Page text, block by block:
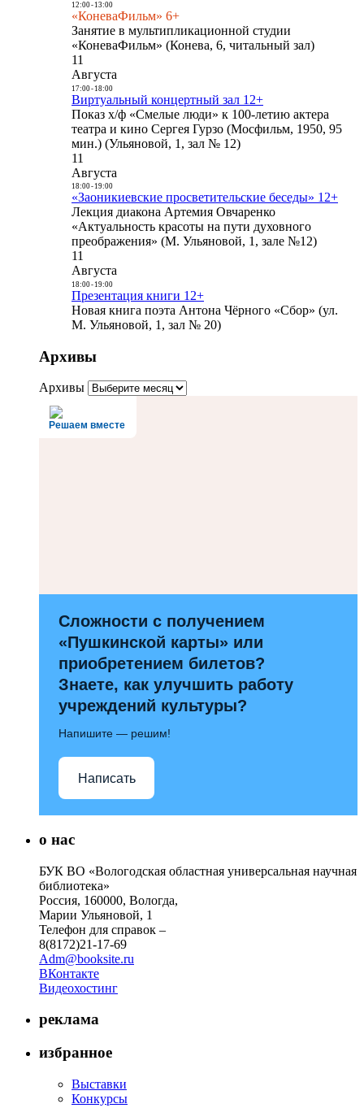
12:00- 13:00
«КоневаФильм» 6+
Занятие в мультипликационной студии
«КоневаФильм» (Конева, 6, читальный зал)
11
Августа
17:00- 18:00
Виртуальный концертный зал 12+
Показ х/ф «Смелые люди» к 100-летию актера
театра и кино Сергея Гурзо (Мосфильм, 1950, 95
мин.) (Ульяновой, 1, зал № 12)
11
Августа
18:00- 19:00
«Заоникиевские просветительские беседы» 12+
Лекция диакона Артемия Овчаренко
«Актуальность красоты на пути духовного
преображения» (М. Ульяновой, 1, зале №12)
11
Августа
18:00- 19:00
Презентация книги 12+
Новая книга поэта Антона Чёрного «Сбор» (ул.
М. Ульяновой, 1, зал № 20)
Архивы
Архивы
Решаем вместе
Сложности с получением
«Пушкинской карты» или
приобретением билетов?
Знаете, как улучшить работу
учреждений культуры?
Напишите — решим!
Написать
о нас
БУК ВО «Вологодская областная универсальная научная
библиотека»
Россия, 160000, Вологда,
Марии Ульяновой, 1
Телефон для справок –
8(8172)21-17-69
Adm@booksite.ru
ВКонтакте
Видеохостинг
реклама
избранное
Выставки
Конкурсы